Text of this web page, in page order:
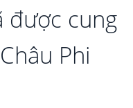
được cung
Phi